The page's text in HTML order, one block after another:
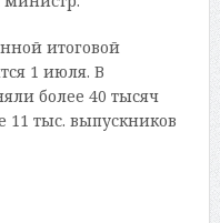
итоговой
1 июля. В
более 40 тысяч
11 тыс. выпускников